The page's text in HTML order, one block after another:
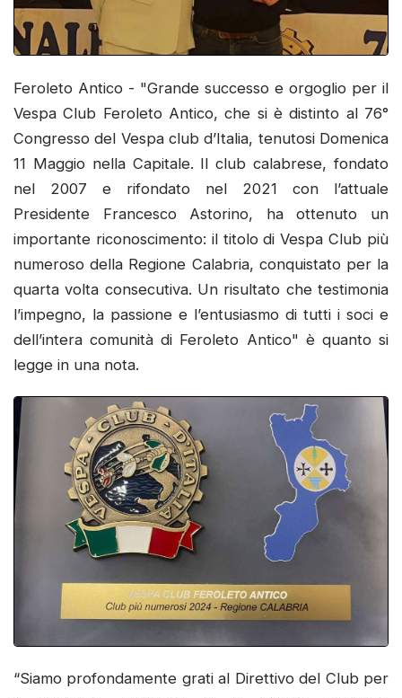
Feroleto Antico - "Grande successo e orgoglio per il
Vespa Club Feroleto Antico, che si è distinto al 76°
Congresso del Vespa club d’Italia, tenutosi Domenica
11 Maggio nella Capitale. Il club calabrese, fondato
nel 2007 e rifondato nel 2021 con l’attuale
Presidente Francesco Astorino, ha ottenuto un
importante riconoscimento: il titolo di Vespa Club più
numeroso della Regione Calabria, conquistato per la
quarta volta consecutiva. Un risultato che testimonia
l’impegno, la passione e l’entusiasmo di tutti i soci e
dell’intera comunità di Feroleto Antico" è quanto si
legge in una nota.
“Siamo profondamente grati al Direttivo del Club per